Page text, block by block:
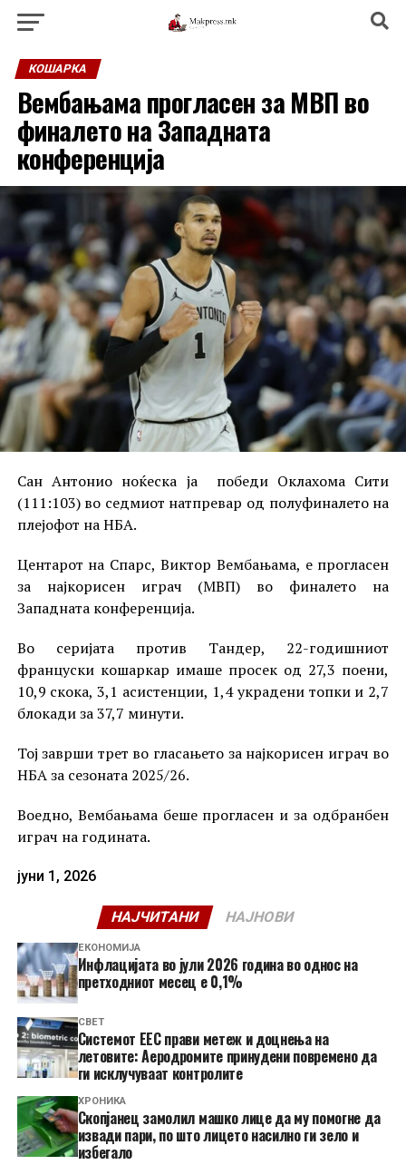
КОШАРКА
Вембањама прогласен за МВП во
финалето на Западната
конференција
Сан Антонио ноќеска ја победи Оклахома Сити
(111:103) во седмиот натпревар од полуфиналето на
плејофот на НБА.
Центарот на Спарс, Виктор Вембањама, е прогласен
за најкорисен играч (МВП) во финалето на
Западната конференција.
Во серијата против Тандер, 22-годишниот
француски кошаркар имаше просек од 27,3 поени,
10,9 скока, 3,1 асистенции, 1,4 украдени топки и 2,7
блокади за 37,7 минути.
Тој заврши трет во гласањето за најкорисен играч во
НБА за сезоната 2025/26.
Воедно, Вембањама беше прогласен и за одбранбен
играч на годината.
јуни 1, 2026
НАЈЧИТАНИ НАЈНОВИ
ЕКОНОМИЈА
Инфлацијата во јули 2026 година во однос на
претходниот месец е 0,1%
СВЕТ
Системот ЕЕС прави метеж и доцнења на
летовите: Аеродромите принудени повремено да
ги исклучуваат контролите
ХРОНИКА
Скопјанец замолил машко лице да му помогне да
извади пари, по што лицето насилно ги зело и
избегало